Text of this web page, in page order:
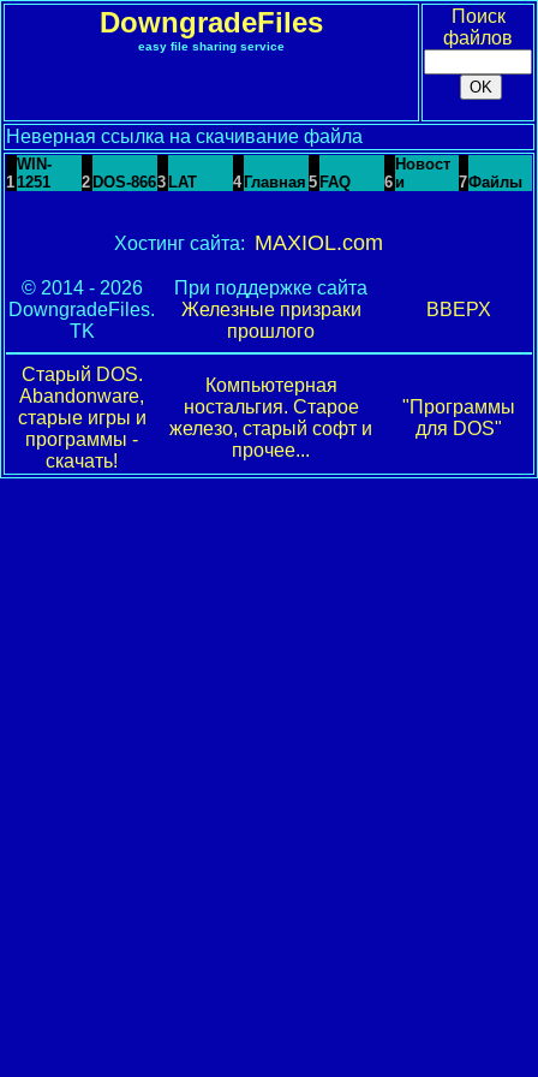
DowngradeFiles
easy file sharing service
Поиск
файлов
Неверная ссылка на скачивание файла
1
WIN-
1251
2 DOS-8663 LAT 4 Главная 5 FAQ 6
Новост
и
7Файлы
Хостинг сайта: MAXIOL.com
© 2014 - 2026
DowngradeFiles.
TK
При поддержке сайта
Железные призраки
прошлого
ВВЕРХ
Старый DOS.
Abandonware,
старые игры и
программы -
скачать!
Компьютерная
ностальгия. Старое
железо, старый софт и
прочее...
"Программы
для DOS"